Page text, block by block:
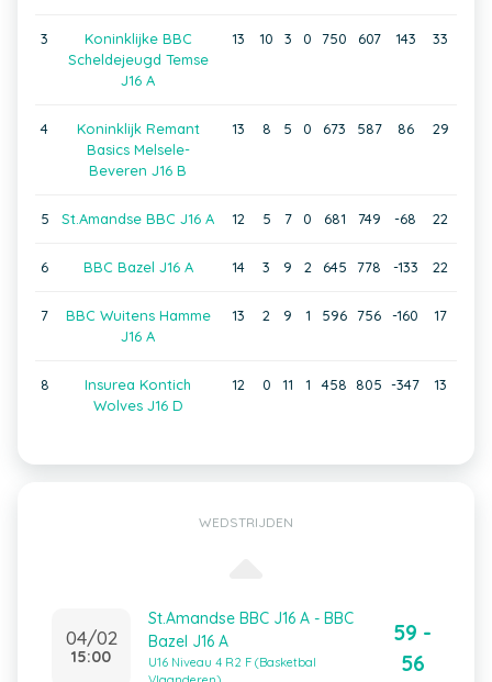
3
Koninklijke BBC
Scheldejeugd Temse
J16 A
13 10 3 0 750 607 143 33
4
Koninklijk Remant
Basics Melsele-
Beveren J16 B
13 8 5 0 673 587 86 29
5 St.Amandse BBC J16 A 12 5 7 0 681 749 -68 22
6 BBC Bazel J16 A 14 3 9 2 645 778 -133 22
7
BBC Wuitens Hamme
J16 A
13 2 9 1 596 756 -160 17
8
Insurea Kontich
Wolves J16 D
12 0 11 1 458 805 -347 13
WEDSTRIJDEN
04/02
15:00
St.Amandse BBC J16 A - BBC
Bazel J16 A
U16 Niveau 4 R2 F (Basketbal
59 -
56